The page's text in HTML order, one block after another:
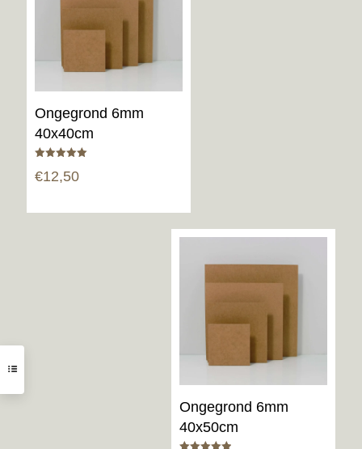
Ongegrond 6mm
40x40cm
5.00
€12,50
Ongegrond 6mm
40x50cm